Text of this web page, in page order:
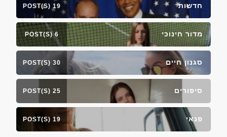
חדשות 19 POST(S)
מדור חינוכי 6 POST(S)
סגנון חיים 30 POST(S)
סיפורים 25 POST(S)
פנאי 19 POST(S)